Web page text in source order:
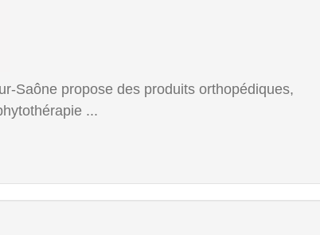
Saône propose des produits orthopédiques,
...